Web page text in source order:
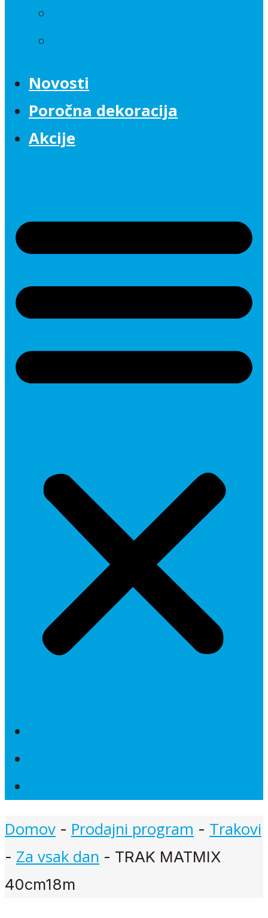
Novosti
Poročna dekoracija
Akcije
Domov - Prodajni program - Trakovi
- Za vsak dan - TRAK MATMIX
40cm18m